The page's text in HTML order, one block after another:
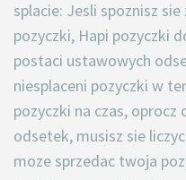
splacie: Jesli spoznisz
pozyczki, Hapi pozyczki
postaci ustawowych
niesplaceni pozyczki w
pozyczki na czas,
odsetek, musisz sie
moze sprzedac twoja